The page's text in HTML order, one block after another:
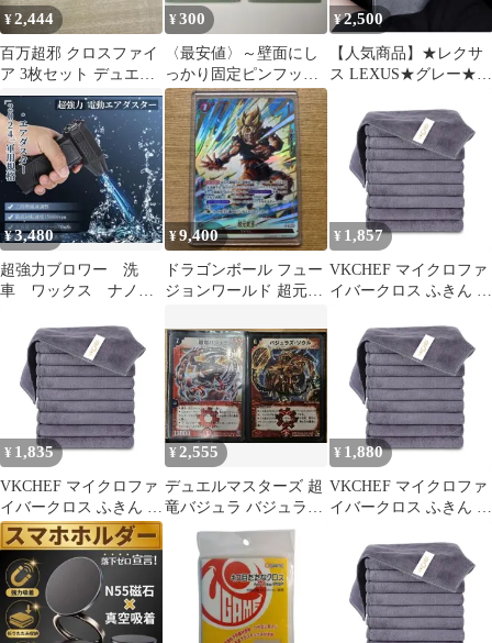
¥2,444
百万超邪 クロスファイ
ア 3枚セット デュエル
マスターズ
¥300
〈最安値〉～壁面にし
っかり固定ピンフック
～「クロスタイプ ダ
ブル」２個 ダイソー
¥2,500
【人気商品】★レクサ
ス LEXUS★グレー★マ
タオル 超吸水 クリーニ
ングクロス ふき取り 柔
らかい 厚手 傷防止 速
乾タオル 2枚入り flyg-
¥3,480
超強力ブロワー 洗
車 ワックス ナノフ
取り グラフェンコー
¥9,400
ドラゴンボール フュー
ジョンワールド 超元気
¥ 1,857
VKCHEF マイクロファ
イバークロス ふきん 厚
ーニングタオル キッチ
ンタオル 業務用 ぞうき
ん 洗車 雑巾 食器 窓鏡
台拭き 掃除用品【10枚
ダークグレー
30*30cm】 1
¥ 1,835
VKCHEF マイクロファ
イバークロス ふきん 厚
手 強力吸水 速乾 クリ
ーニングタオル キッチ
ンタオル 業務用 ぞうき
ん 洗車 雑巾 食器 窓鏡
台拭き 掃除用品【10枚
ダークグレー
¥ 2,555
デュエルマスターズ 超
竜バジュラ バジュラ
ズ・ソウル セット
¥ 1,880
VKCHEF マイクロファ
イバークロス ふきん 厚
ーニングタオル キッチ
ンタオル 業務用 ぞうき
ん 洗車 雑巾 食器 窓鏡
台拭き 掃除用品【10枚
ダークグレー